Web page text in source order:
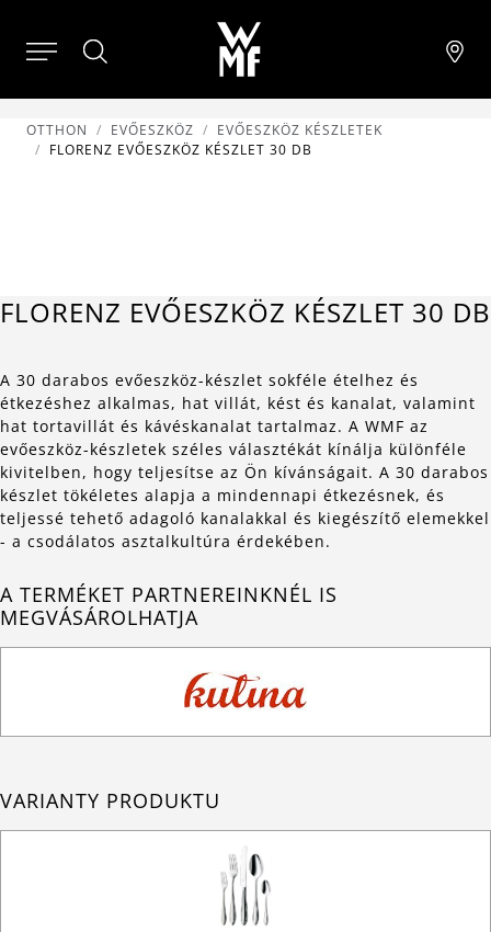
OTTHON EVŐESZKÖZ
EVŐESZKÖZ KÉSZLETEK
FLORENZ EVŐESZKÖZ KÉSZLET 30 DB
FLORENZ EVŐESZKÖZ KÉSZLET 30 DB
A 30 darabos evőeszköz-készlet sokféle ételhez és
étkezéshez alkalmas, hat villát, kést és kanalat, valamint
hat tortavillát és kávéskanalat tartalmaz. A WMF az
evőeszköz-készletek széles választékát kínálja különféle
kivitelben, hogy teljesítse az Ön kívánságait. A 30 darabos
készlet tökéletes alapja a mindennapi étkezésnek, és
teljessé tehető adagoló kanalakkal és kiegészítő elemekkel
- a csodálatos asztalkultúra érdekében.
A TERMÉKET PARTNEREINKNÉL IS
MEGVÁSÁROLHATJA
VARIANTY PRODUKTU